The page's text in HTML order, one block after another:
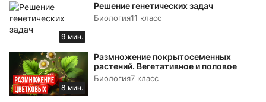
9 мин.
Решение генетических задач
Биология11 класс
8 мин.
Размножение покрытосеменных
растений. Вегетативное и половое
Биология7 класс